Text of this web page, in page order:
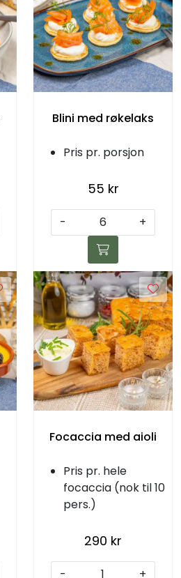
Blini med røkelaks
Pris pr. porsjon
55 kr
- +
Focaccia med aioli
Pris pr. hele
focaccia (nok til 10
pers.)
290 kr
- +